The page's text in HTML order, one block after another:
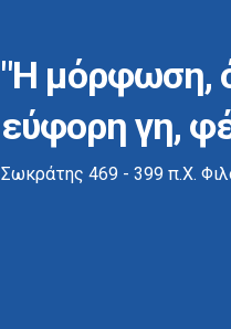
"Η μόρφωση,
εύφορη γη,
Σωκράτης 469 - 399 π.Χ.